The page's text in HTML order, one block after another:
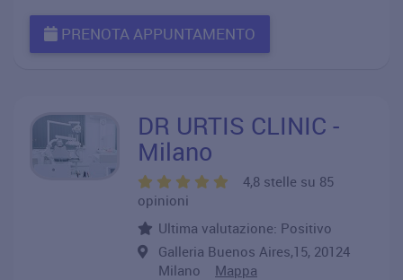
PRENOTA APPUNTAMENTO
DR URTIS CLINIC -
Milano
4,8 stelle su 85
opinioni
Ultima valutazione: Positivo
Galleria Buenos Aires,15, 20124
Milano Mappa